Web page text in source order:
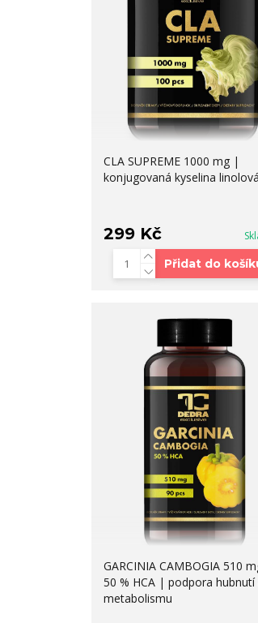
CLA SUPREME 1000 mg |
konjugovaná kyselina linolová
299 Kč
Přidat do
GARCINIA CAMBOGIA 510
50 % HCA | podpora hubnutí
metabolismu